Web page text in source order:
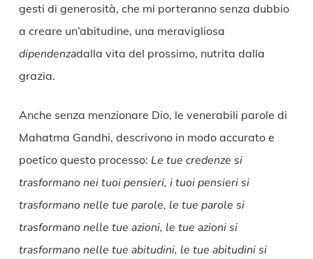
gesti di generosità, che mi porteranno senza dubbio
a creare un’abitudine, una meravigliosa
dipendenzadalla vita del prossimo, nutrita dalla
grazia.
Anche senza menzionare Dio, le venerabili parole di
Mahatma Gandhi, descrivono in modo accurato e
poetico questo processo: Le tue credenze si
trasformano nei tuoi pensieri, i tuoi pensieri si
trasformano nelle tue parole, le tue parole si
trasformano nelle tue azioni, le tue azioni si
trasformano nelle tue abitudini, le tue abitudini si